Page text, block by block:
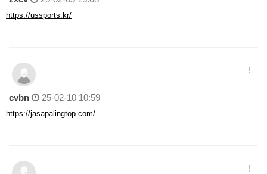
https://ussports.kr/
cvbn 25-02-10 10:59
https://jasapalingtop.com/